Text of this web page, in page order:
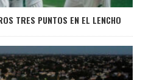
TRES PUNTOS EN EL LENCHO